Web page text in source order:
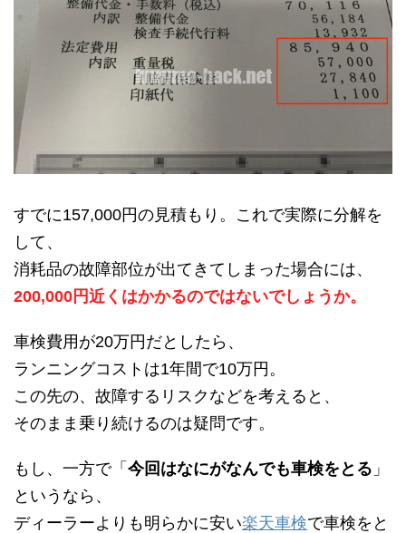
すでに157,000円の見積もり。これで実際に分解を
して、
消耗品の故障部位が出てきてしまった場合には、
200,000円近くはかかるのではないでしょうか。
車検費用が20万円だとしたら、
ランニングコストは1年間で10万円。
この先の、故障するリスクなどを考えると、
そのまま乗り続けるのは疑問です。
もし、一方で「 今回はなにがなんでも車検をとる 」
というなら、
ディーラーよりも明らかに安い楽天車検で車検をと